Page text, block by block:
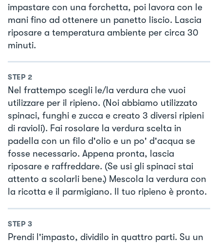
impastare con una forchetta, poi lavora con le
mani fino ad ottenere un panetto liscio. Lascia
riposare a temperatura ambiente per circa 30
minuti.
STEP 2
Nel frattempo scegli le/la verdura che vuoi
utilizzare per il ripieno. (Noi abbiamo utilizzato
spinaci, funghi e zucca e creato 3 diversi ripieni
di ravioli). Fai rosolare la verdura scelta in
padella con un filo d'olio e un po' d'acqua se
fosse necessario. Appena pronta, lascia
riposare e raffreddare. (Se usi gli spinaci stai
attento a scolarli bene.) Mescola la verdura con
la ricotta e il parmigiano. Il tuo ripieno è pronto.
STEP 3
Prendi l'impasto, dividilo in quattro parti. Su un